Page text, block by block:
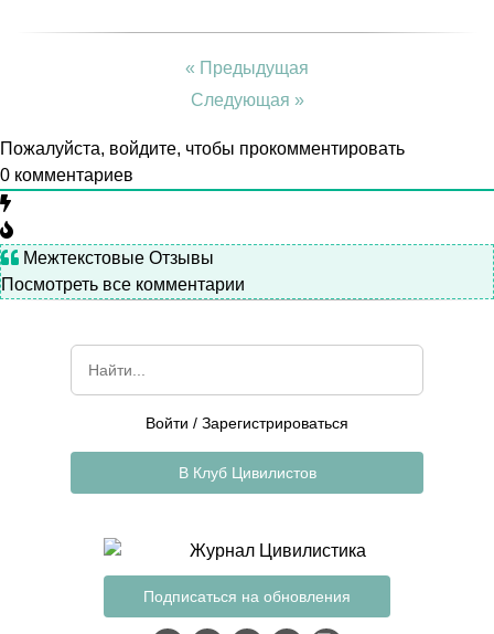
« Предыдущая
Следующая »
Пожалуйста, войдите, чтобы прокомментировать
0 комментариев
Межтекстовые Отзывы
Посмотреть все комментарии
Подписаться на обновления
Войти / Зарегистрироваться
В Клуб Цивилистов